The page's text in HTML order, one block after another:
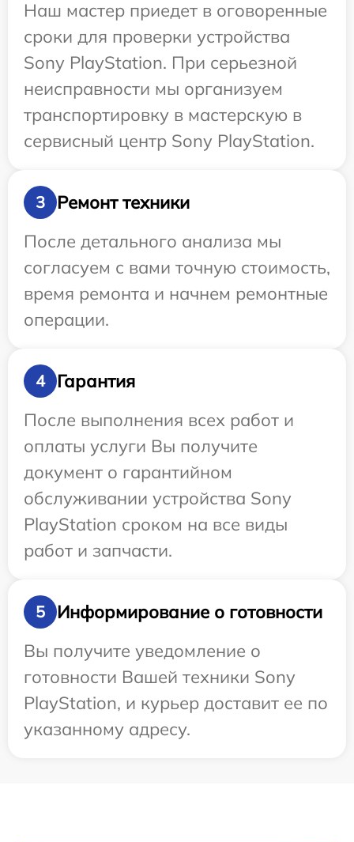
Наш мастер приедет в оговоренные
сроки для проверки устройства
Sony PlayStation. При серьезной
неисправности мы организуем
транспортировку в мастерскую в
сервисный центр Sony PlayStation.
3
Ремонт техники
После детального анализа мы
согласуем с вами точную стоимость,
время ремонта и начнем ремонтные
операции.
4
Гарантия
После выполнения всех работ и
оплаты услуги Вы получите
документ о гарантийном
обслуживании устройства Sony
PlayStation сроком на все виды
работ и запчасти.
5
Информирование о готовности
Вы получите уведомление о
готовности Вашей техники Sony
PlayStation, и курьер доставит ее по
указанному адресу.